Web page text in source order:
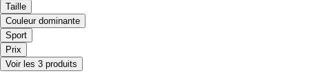
Taille
Couleur dominante
Sport
Prix
Voir les 3 produits